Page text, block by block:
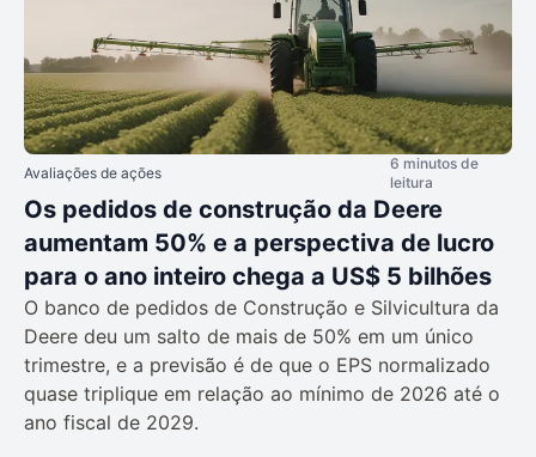
Avaliações de ações
6 minutos de
leitura
Os pedidos de construção da Deere
aumentam 50% e a perspectiva de lucro
para o ano inteiro chega a US$ 5 bilhões
O banco de pedidos de Construção e Silvicultura da
Deere deu um salto de mais de 50% em um único
trimestre, e a previsão é de que o EPS normalizado
quase triplique em relação ao mínimo de 2026 até o
ano fiscal de 2029.